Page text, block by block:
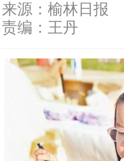
来源：榆林日报
责编：王丹